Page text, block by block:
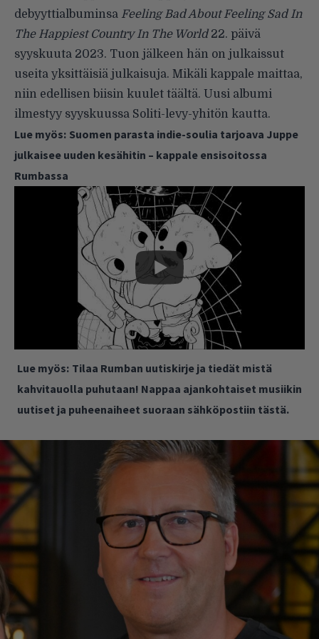
debyyttialbuminsa Feeling Bad About Feeling Sad In
The Happiest Country In The World22. päivä
syyskuuta 2023. Tuon jälkeen hän on julkaissut
useita yksittäisiä julkaisuja. Mikäli kappale maittaa,
niin edellisen biisin kuulet täältä. Uusi albumi
ilmestyy syyskuussa Soliti-levy-yhitön kautta.
Lue myös: Suomen parasta indie-soulia tarjoava Juppe
julkaisee uuden kesähitin – kappale ensisoitossa
Rumbassa
Lue myös: Tilaa Rumban uutiskirje ja tiedät mistä
kahvitauolla puhutaan! Nappaa ajankohtaiset musiikin
uutiset ja puheenaiheet suoraan sähköpostiin tästä.